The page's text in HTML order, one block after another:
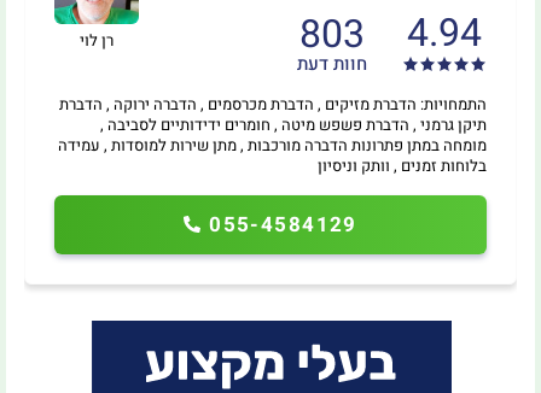
רן לוי 4.94
803
חוות דעת
055-4584129
התמחויות: הדברת מזיקים , הדברת מכרסמים , הדברה ירוקה , הדברת
תיקן גרמני , הדברת פשפש מיטה , חומרים ידידותיים לסביבה ,
מומחה במתן פתרונות הדברה מורכבות , מתן שירות למוסדות , עמידה
בלוחות זמנים , וותק וניסיון